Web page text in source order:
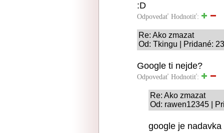
:D
Odpovedať Hodnotiť:
Re: Ako zmazat
Od: Tkingu | Pridané:
Google ti nejde?
Odpovedať Hodnotiť:
Re: Ako zmazat
Od: rawen12345 |
google je